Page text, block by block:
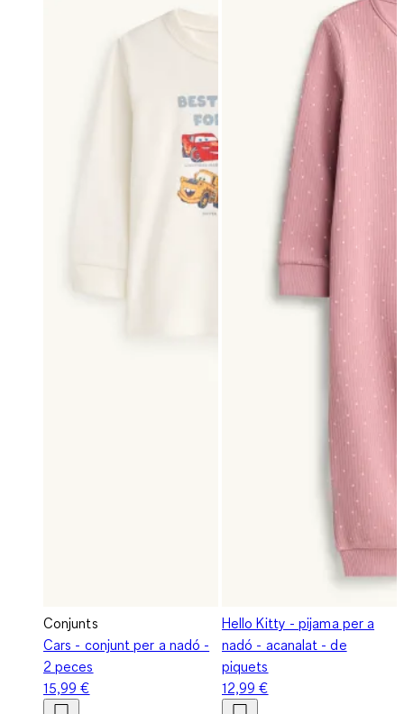
Conjunts
Cars - conjunt per a nadó -
2 peces
15,99 €
Hello Kitty - pijama per a
nadó - acanalat - de
piquets
12,99 €